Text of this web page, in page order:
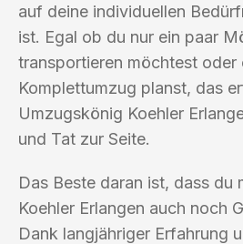
auf deine individuellen
ist. Egal ob du nur ein paar
transportieren möchtest oder
Komplettumzug planst, das
Umzugskönig Koehler
und Tat zur Seite.
Das Beste daran ist, dass du
Koehler Erlangen auch noch
Dank langjähriger Erfahrung